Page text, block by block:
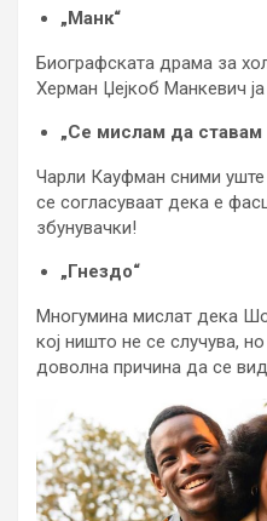
„Манк“
Биографската драма за
Херман Џејкоб Манкевич
„Се мислам да ставам
Чарли Кауфман сними
се согласуваат дека е
збунувачки!
„Гнездо“
Многумина мислат дека
кој ништо не се случува,
доволна причина да се